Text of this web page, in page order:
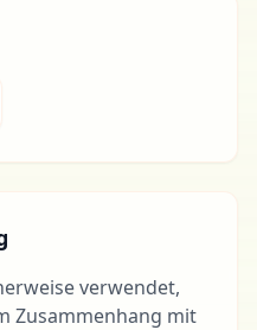
verwendet,
Zusammenhang mit